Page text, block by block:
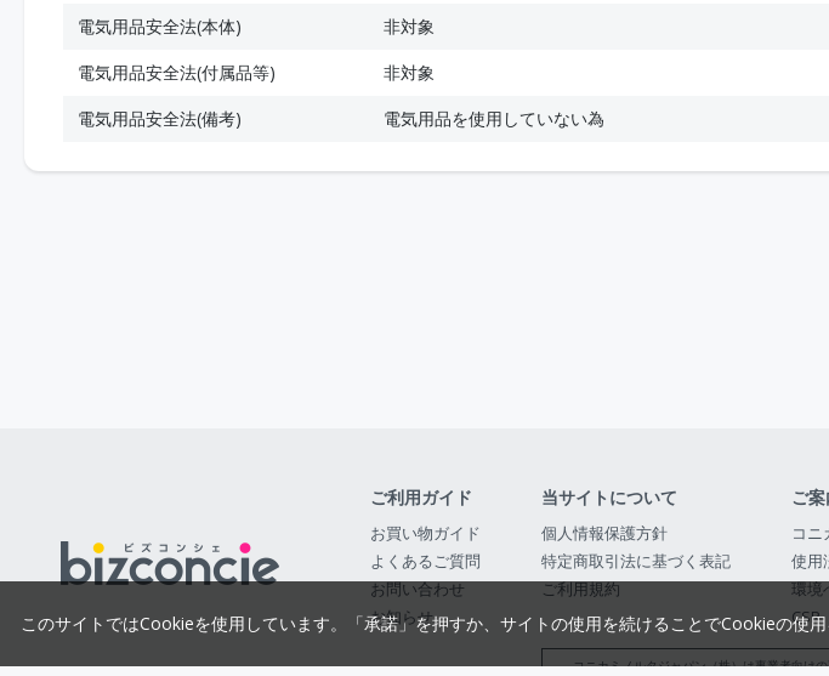
電気用品安全法(本体)
非対象
電気用品安全法(付属品等)
非対象
電気用品安全法(備考)
電気用品を使用していない為
ご利用ガイド
お買い物ガイド
よくあるご質問
お問い合わせ
お知らせ
当サイトについて
個人情報保護方針
特定商取引法に基づく表記
ご利用規約
ご
コニ
使用
環境
CSR
コニカミノルタジャパン（株）は事業者向け
このサイトではCookieを使用しています。「承諾」を押すか、サイトの使用を続けることでCookieの使用